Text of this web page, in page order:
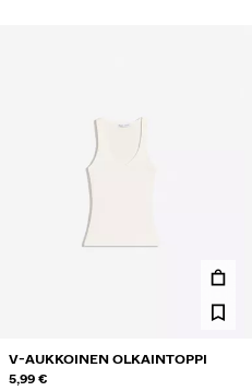
V-AUKKOINEN OLKAINTOPPI
5,99 €